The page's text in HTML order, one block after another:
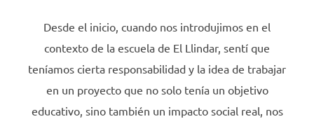
Desde el inicio, cuando nos introdujimos en el
contexto de la escuela de El Llindar, sentí que
teníamos cierta responsabilidad y la idea de trabajar
en un proyecto que no solo tenía un objetivo
educativo, sino también un impacto social real, nos